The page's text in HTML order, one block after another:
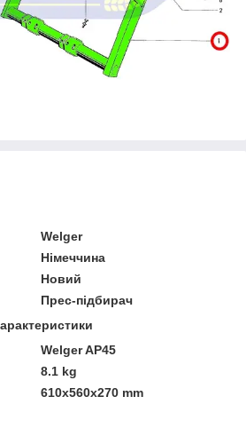
Welger
Німеччина
Новий
Прес-підбирач
Welger AP45
8.1 kg
610х560х270 mm